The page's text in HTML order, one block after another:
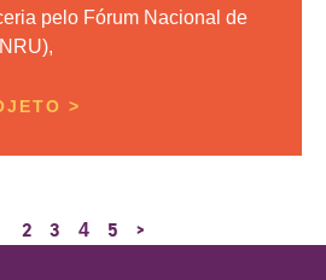
pelo Fórum Nacional de
>
2 3 4 5 >